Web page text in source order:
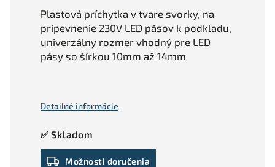
✅ Skladom
Možnosti doručenia
Plastová príchytka v tvare svorky, na
pripevnenie 230V LED pásov k podkladu,
univerzálny rozmer vhodný pre LED
pásy so šírkou 10mm až 14mm
Detailné informácie